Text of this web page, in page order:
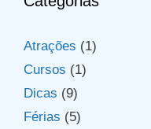
Atrações (1)
Cursos (1)
Dicas (9)
Férias (5)